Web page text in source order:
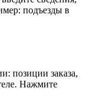
подъезды в
позиции заказа,
Нажмите